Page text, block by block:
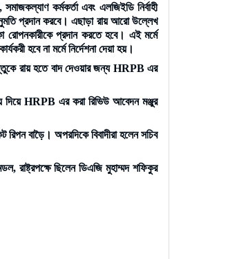
কর্মকর্তা এবং এলজিইডি নির্বাহী
প্রদান করবে। এছাড়া রায় আরো উল্লেখ
রোপনকারীকে প্রদান করতে হবে। এই মর্মে
হবে না মর্মে নির্দেশনা দেয়া হয়।
রায় হতে বাদ দেওয়ার জন্য HRPB এর
দিয়ে HRPB এর করা রিভিউ আবেদন মঞ্জুর
বাড়ৈ। অপরদিকে বিবাদীরা হলেন সচিব
রাষ্ট্রপক্ষে ছিলেন ডিএজি মুহাম্মদ শফিকুর